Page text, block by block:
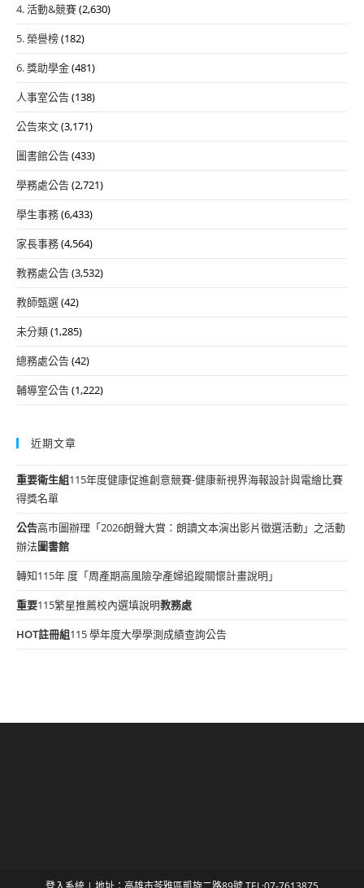
4. 活動&競賽(2,630)
5. 榮譽榜(182)
6. 獎助學金(481)
人事室公告(138)
公告來文(3,171)
圖書館公告(433)
學務處公告(2,721)
學生事務(6,433)
家長事務(4,564)
教務處公告(3,532)
教師甄選(42)
未分類(1,285)
總務處公告(42)
輔導室公告(1,222)
近期文章
重要衛生組115年度健康促進創意競賽-健康新視界海報設計與電繪比賽
得獎名單
公告高市圖辦理「2026朗聲大賞：朗讀文本演出影片徵選活動」之活動
辦法圖書館
轉知115年 度「周產期高風險孕產婦追蹤關懷計畫說明」
重要115繁星推薦校內選填說明教務處
HOT註冊組115 學年度大學學測成績查詢公告